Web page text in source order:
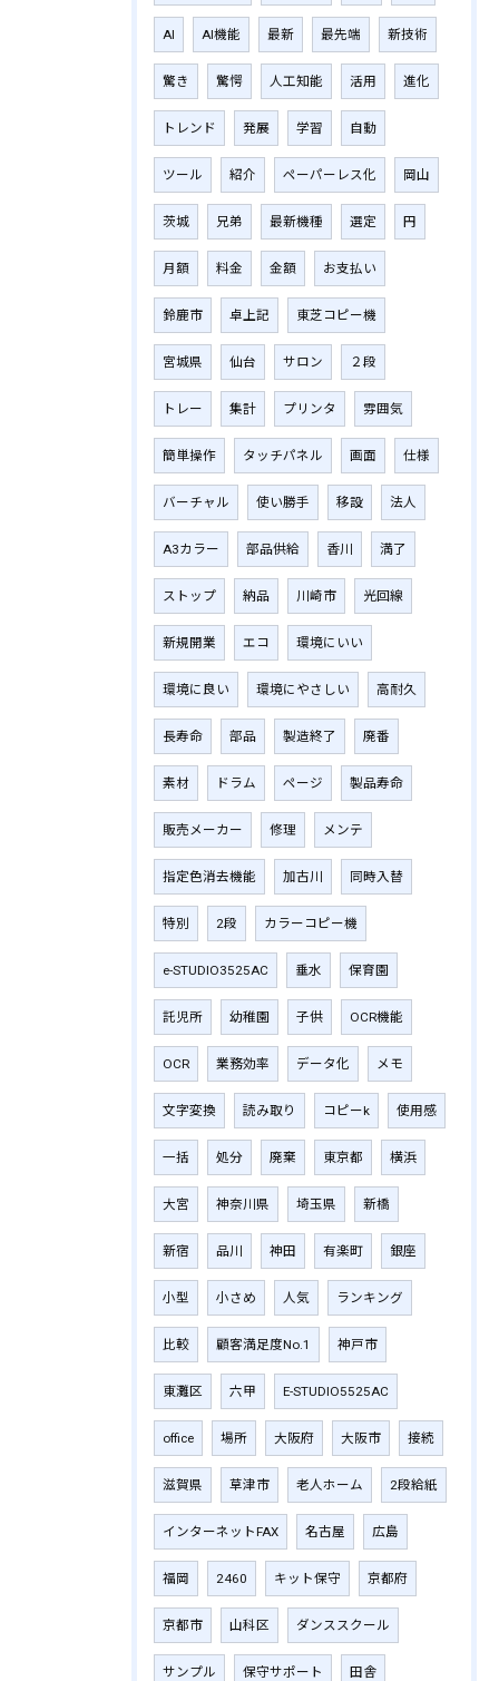
AI AI機能 最新 最先端 新技術
驚き 驚愕 人工知能 活用 進化
トレンド 発展 学習 自動
ツール 紹介 ペーパーレス化 岡山
茨城 兄弟 最新機種 選定 円
月額 料金 金額 お支払い
鈴鹿市 卓上記 東芝コピー機
宮城県 仙台 サロン ２段
トレー 集計 プリンタ 雰囲気
簡単操作 タッチパネル 画面 仕様
バーチャル 使い勝手 移設 法人
A3カラー 部品供給 香川 満了
ストップ 納品 川崎市 光回線
新規開業 エコ 環境にいい
環境に良い 環境にやさしい 高耐久
長寿命 部品 製造終了 廃番
素材 ドラム ページ 製品寿命
販売メーカー 修理 メンテ
指定色消去機能 加古川 同時入替
特別 2段 カラーコピー機
e-STUDIO3525AC 垂水 保育園
託児所 幼稚園 子供 OCR機能
OCR 業務効率 データ化 メモ
文字変換 読み取り コピーk 使用感
一括 処分 廃棄 東京都 横浜
大宮 神奈川県 埼玉県 新橋
新宿 品川 神田 有楽町 銀座
小型 小さめ 人気 ランキング
比較 顧客満足度No.1 神戸市
東灘区 六甲 E-STUDIO5525AC
office 場所 大阪府 大阪市 接続
滋賀県 草津市 老人ホーム 2段給紙
インターネットFAX 名古屋 広島
福岡 2460 キット保守 京都府
京都市 山科区 ダンススクール
サンプル 保守サポート 田舎